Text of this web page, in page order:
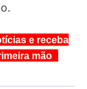
e receba
mão